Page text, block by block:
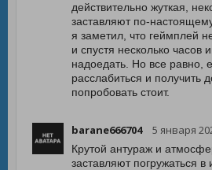
действительно жуткая,
заставляют по-
я заметил, что геймплей
и спустя несколько часов
надоедать. Но все равно,
расслабиться и получить
попробовать стоит.
barane666704 5 января
Крутой антураж и
заставляют погружаться в